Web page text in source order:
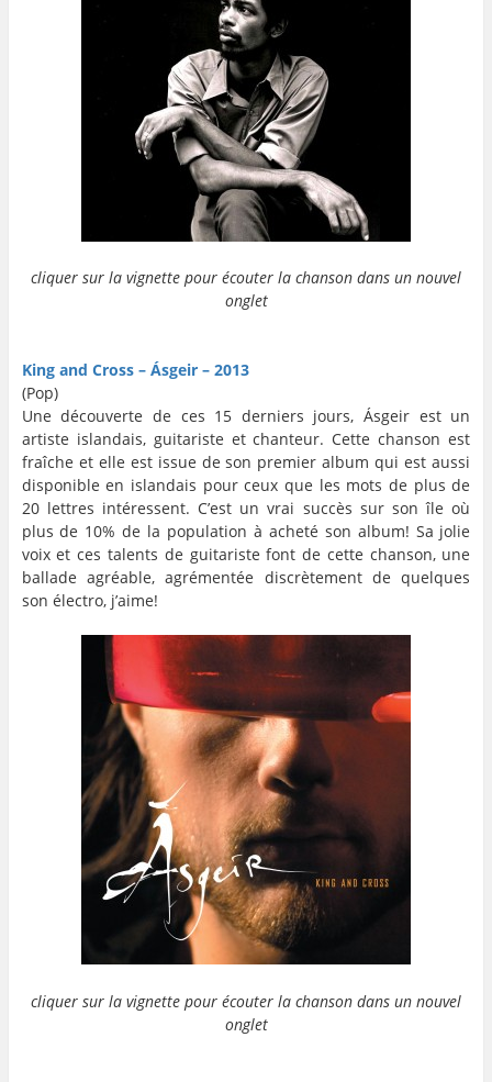
cliquer sur la vignette pour écouter la chanson dans un nouvel
onglet
King and Cross – Ásgeir – 2013
(Pop)
Une découverte de ces 15 derniers jours, Ásgeir est un
artiste islandais, guitariste et chanteur. Cette chanson est
fraîche et elle est issue de son premier album qui est aussi
disponible en islandais pour ceux que les mots de plus de
20 lettres intéressent. C’est un vrai succès sur son île où
plus de 10% de la population à acheté son album! Sa jolie
voix et ces talents de guitariste font de cette chanson, une
ballade agréable, agrémentée discrètement de quelques
son électro, j’aime!
cliquer sur la vignette pour écouter la chanson dans un nouvel
onglet